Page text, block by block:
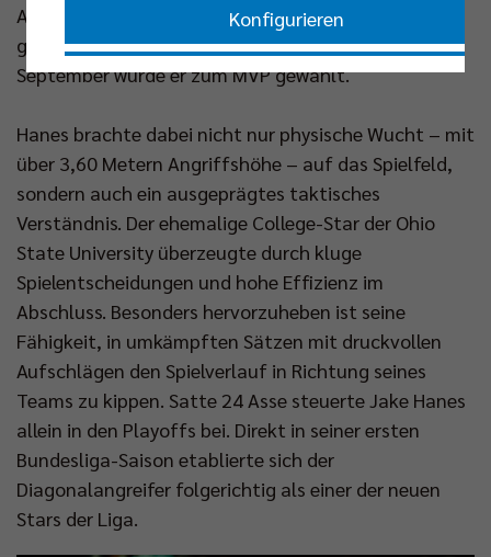
Anlaufzeit hatte Hanes bei den BR Volleys nicht
gebraucht. Schon beim Sieg des Ligapokals im
September wurde er zum MVP gewählt.
Hanes brachte dabei nicht nur physische Wucht – mit
über 3,60 Metern Angriffshöhe – auf das Spielfeld,
sondern auch ein ausgeprägtes taktisches
Verständnis. Der ehemalige College-Star der Ohio
State University überzeugte durch kluge
Spielentscheidungen und hohe Effizienz im
Abschluss. Besonders hervorzuheben ist seine
Fähigkeit, in umkämpften Sätzen mit druckvollen
Aufschlägen den Spielverlauf in Richtung seines
Teams zu kippen. Satte 24 Asse steuerte Jake Hanes
allein in den Playoffs bei. Direkt in seiner ersten
Bundesliga-Saison etablierte sich der
Diagonalangreifer folgerichtig als einer der neuen
Stars der Liga.
Konfigurieren
Nur essenzielle Cookies akzeptieren
Impressum|Datenschutzerklärung